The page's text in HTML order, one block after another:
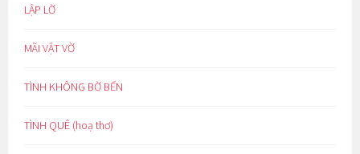
LẬP LỜ
MÃI VẬT VỜ
TÌNH KHÔNG BỜ BẾN
TÌNH QUÊ (hoạ thơ)